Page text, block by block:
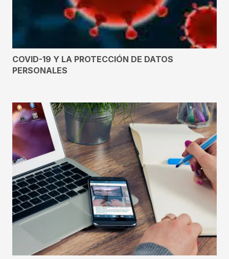
COVID-19 Y LA PROTECCIÓN DE DATOS
PERSONALES